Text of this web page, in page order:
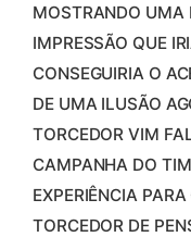
MOSTRANDO UMA
IMPRESSÃO QUE
CONSEGUIRIA O
DE UMA ILUSÃO
TORCEDOR VIM
CAMPANHA DO
EXPERIÊNCIA
TORCEDOR DE